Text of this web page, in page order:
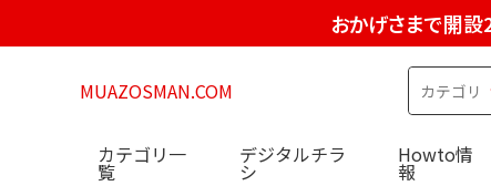
おかげさまで開
MUAZOSMAN.COM
カテゴリ一
覧
デジタルチラ
シ
Howto情
報